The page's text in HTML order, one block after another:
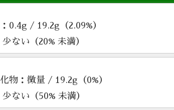
0.4g / 19.2g（2.09%）
ない（20% 未満）
物：微量 / 19.2g（0%）
ない（50% 未満）